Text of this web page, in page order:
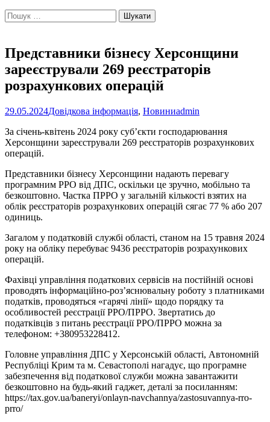
Пошук:
Представники бізнесу Херсонщини
зареєстрували 269 реєстраторів
розрахункових операцій
29.05.2024Довідкова інформація, Новиниadmin
За січень-квітень 2024 року суб’єкти господарювання
Херсонщини зареєстрували 269 реєстраторів розрахункових
операцій.
Представники бізнесу Херсонщини надають перевагу
програмним РРО від ДПС, оскільки це зручно, мобільно та
безкоштовно. Частка ПРРО у загальній кількості взятих на
облік реєстраторів розрахункових операцій сягає 77 % або 207
одиниць.
Загалом у податковій службі області, станом на 15 травня 2024
року на обліку перебуває 9436 реєстраторів розрахункових
операцій.
Фахівці управління податкових сервісів на постійній основі
проводять інформаційно-роз’яснювальну роботу з платниками
податків, проводяться «гарячі лінії» щодо порядку та
особливостей реєстрації РРО/ПРРО. Звертатись до
податківців з питань реєстрації РРО/ПРРО можна за
телефоном: +380953228412.
Головне управління ДПС у Херсонській області, Автономній
Республіці Крим та м. Севастополі нагадує, що програмне
забезпечення від податкової служби можна завантажити
безкоштовно на будь-який гаджет, деталі за посиланням:
https://tax.gov.ua/baneryi/onlayn-navchannya/zastosuvannya-rro-
prro/